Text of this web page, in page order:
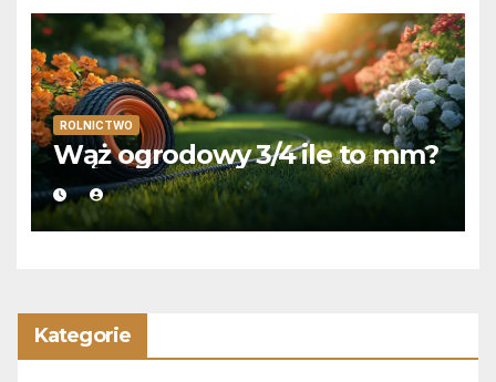
ROLNICTWO
Wąż ogrodowy 3/4 ile to mm?
Kategorie